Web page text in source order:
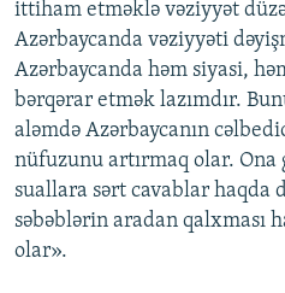
ittiham etməklə vəziyyət
Azərbaycanda vəziyyəti
Azərbaycanda həm siyasi,
bərqərar etmək lazımdır.
aləmdə Azərbaycanın
nüfuzunu artırmaq olar. Ona
suallara sərt cavablar haqda
səbəblərin aradan qalxması
olar».